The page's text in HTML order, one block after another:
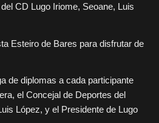
CD Lugo Iriome, Seoane, Luis
Esteiro de Bares para disfrutar de
de diplomas a cada participante
el Concejal de Deportes del
López, y el Presidente de Lugo